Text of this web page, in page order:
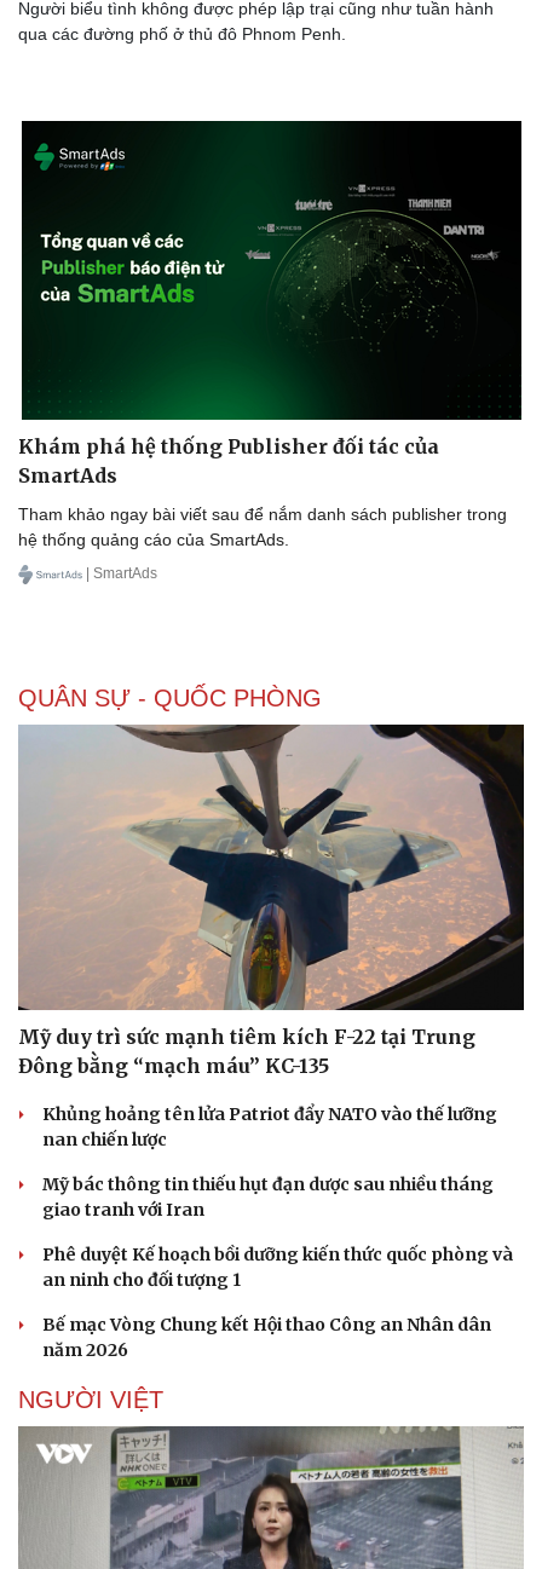
Thông tin doanh nghiệp
Doanh nghiệp 24h
Trải nghiệm
Chuyển đổi số
Người biểu tình không được phép lập trại cũng như tuần hành
qua các đường phố ở thủ đô Phnom Penh.
Khám phá hệ thống Publisher đối tác của
SmartAds
Tham khảo ngay bài viết sau để nắm danh sách publisher trong
hệ thống quảng cáo của SmartAds.
| SmartAds
QUÂN SỰ - QUỐC PHÒNG
Mỹ duy trì sức mạnh tiêm kích F-22 tại Trung
Đông bằng “mạch máu” KC-135
Khủng hoảng tên lửa Patriot đẩy NATO vào thế lưỡng
nan chiến lược
Mỹ bác thông tin thiếu hụt đạn dược sau nhiều tháng
giao tranh với Iran
Phê duyệt Kế hoạch bồi dưỡng kiến thức quốc phòng và
an ninh cho đối tượng 1
Bế mạc Vòng Chung kết Hội thao Công an Nhân dân
năm 2026
NGƯỜI VIỆT